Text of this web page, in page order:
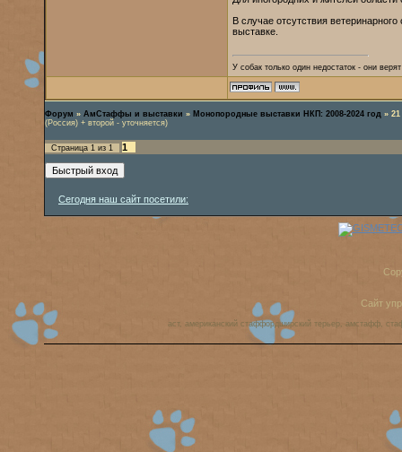
В случае отсутствия
выставке.
У собак только один недостаток - они
Форум » АмСтаффы и выставки » Монопородные выставки НКП: 2008-2024 год »
(Россия) + второй - уточняется)
Страница 1 из 1 1
Сегодня наш сайт посетили:
Сайт
аст, американский стаффордширский терьер, амстафф,